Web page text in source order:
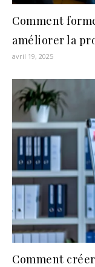
Comment
améliorer la
avril 19, 2025
Comment